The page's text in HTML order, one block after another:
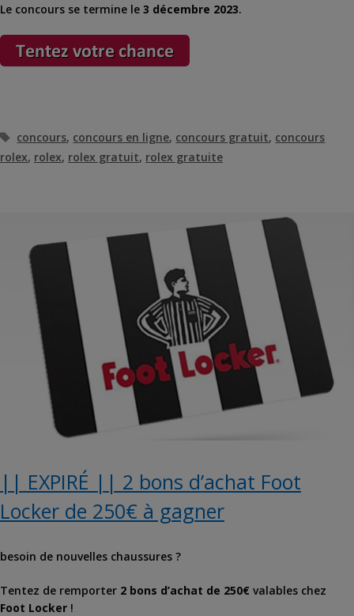
Le concours se termine le 3 décembre 2023.
Étiquettes
concours, concours en ligne, concours gratuit, concours
rolex, rolex, rolex gratuit, rolex gratuite
|| EXPIRÉ || 2 bons d’achat Foot
Locker de 250€ à gagner
besoin de nouvelles chaussures ?
Tentez de remporter 2 bons d’achat de 250€ valables chez
Foot Locker !